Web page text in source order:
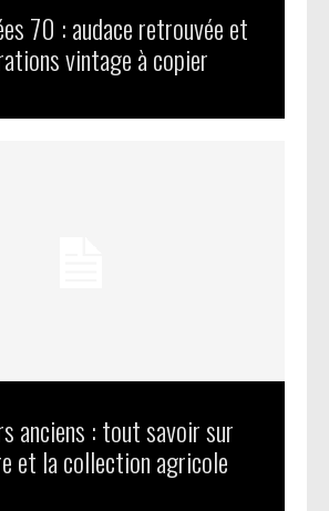
70 : audace retrouvée et
vintage à copier
anciens : tout savoir sur
et la collection agricole